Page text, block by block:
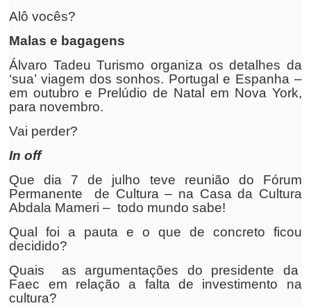
Alô vocês?
Malas e bagagens
Álvaro Tadeu Turismo organiza os detalhes da
‘sua’ viagem dos sonhos. Portugal e Espanha –
em outubro e Prelúdio de Natal em Nova York,
para novembro.
Vai perder?
In off
Que dia 7 de julho teve reunião do Fórum
Permanente de Cultura – na Casa da Cultura
Abdala Mameri – todo mundo sabe!
Qual foi a pauta e o que de concreto ficou
decidido?
Quais as argumentações do presidente da
Faec em relação a falta de investimento na
cultura?